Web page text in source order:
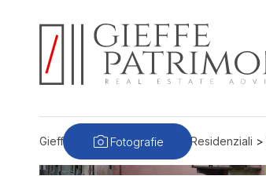
Gieffe Patrimoni>Immobili Residenziali >
Fotografie